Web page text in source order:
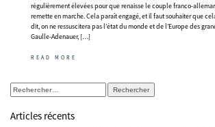
régulièrement élevées pour que renaisse le couple franco-
remette en marche. Cela paraît engagé, et il faut souhaiter que
dit, on ne ressuscitera pas l’état du monde et de l’Europe des
Gaulle-Adenauer, […]
READ MORE
Rechercher :
Articles récents